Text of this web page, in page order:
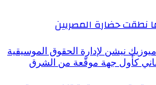
نطقت حضارة المصريين